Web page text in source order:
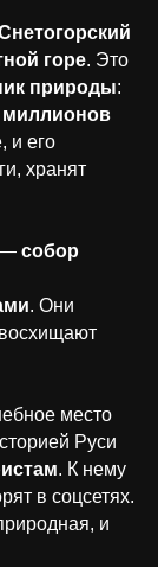
горе. Это
природы:
миллионов
и его
хранят
— собор
. Они
место
Руси
. К нему
в соцсетях.
и